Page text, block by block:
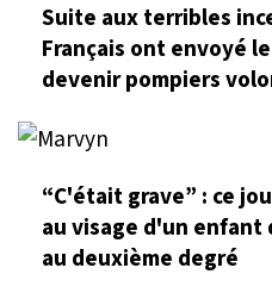
Suite aux terribles
Français ont envoyé
devenir pompiers
“C'était grave” : ce
au visage d'un enfant
au deuxième degré